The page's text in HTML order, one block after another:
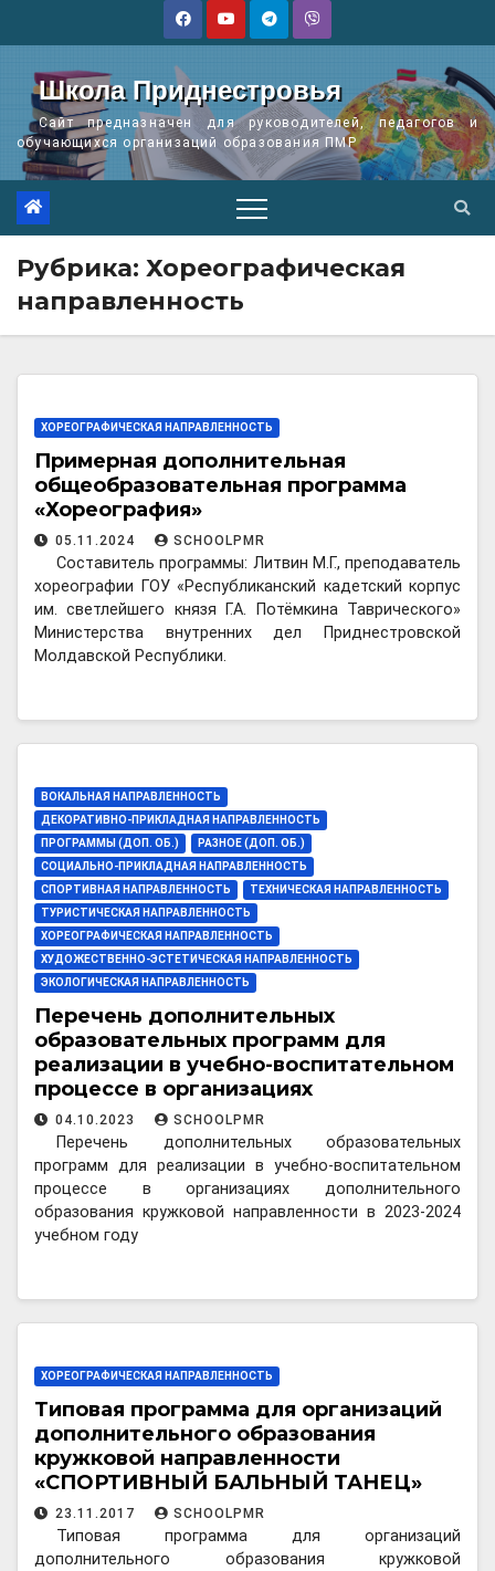
Школа Приднестровья
Сайт предназначен для руководителей, педагогов и
обучающихся организаций образования ПМР
Рубрика: Хореографическая
направленность
ХОРЕОГРАФИЧЕСКАЯ НАПРАВЛЕННОСТЬ
Примерная дополнительная
общеобразовательная программа
«Хореография»
05.11.2024 SCHOOLPMR
Составитель программы: Литвин М.Г., преподаватель
хореографии ГОУ «Республиканский кадетский корпус
им. светлейшего князя Г.А. Потёмкина Таврического»
Министерства внутренних дел Приднестровской
Молдавской Республики.
ВОКАЛЬНАЯ НАПРАВЛЕННОСТЬ
ДЕКОРАТИВНО-ПРИКЛАДНАЯ НАПРАВЛЕННОСТЬ
ПРОГРАММЫ (ДОП. ОБ.)
РАЗНОЕ (ДОП. ОБ.)
СОЦИАЛЬНО-ПРИКЛАДНАЯ НАПРАВЛЕННОСТЬ
СПОРТИВНАЯ НАПРАВЛЕННОСТЬ
ТЕХНИЧЕСКАЯ НАПРАВЛЕННОСТЬ
ТУРИСТИЧЕСКАЯ НАПРАВЛЕННОСТЬ
ХОРЕОГРАФИЧЕСКАЯ НАПРАВЛЕННОСТЬ
ХУДОЖЕСТВЕННО-ЭСТЕТИЧЕСКАЯ НАПРАВЛЕННОСТЬ
ЭКОЛОГИЧЕСКАЯ НАПРАВЛЕННОСТЬ
Перечень дополнительных
образовательных программ для
реализации в учебно-воспитательном
процессе в организациях
дополнительного образования
04.10.2023 SCHOOLPMR
Перечень дополнительных образовательных
программ для реализации в учебно-воспитательном
процессе в организациях дополнительного
образования кружковой направленности в 2023-2024
учебном году
ХОРЕОГРАФИЧЕСКАЯ НАПРАВЛЕННОСТЬ
Типовая программа для организаций
дополнительного образования
кружковой направленности
«СПОРТИВНЫЙ БАЛЬНЫЙ ТАНЕЦ»
23.11.2017 SCHOOLPMR
Типовая программа для организаций
дополнительного образования кружковой